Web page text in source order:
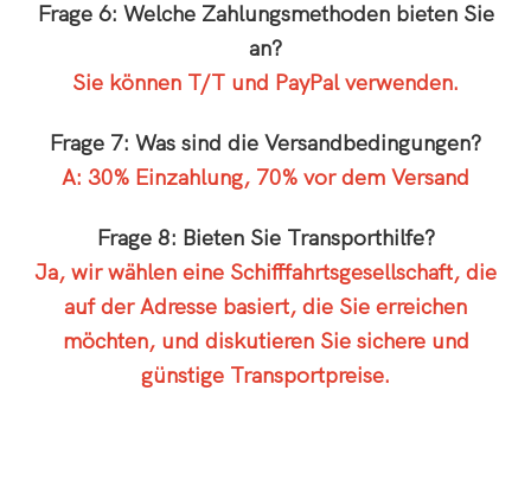
Frage 6: Welche Zahlungsmethoden bieten Sie
an?
Sie können T/T und PayPal verwenden.
Frage 7: Was sind die Versandbedingungen?
A: 30% Einzahlung, 70% vor dem Versand
Frage 8: Bieten Sie Transporthilfe?
Ja, wir wählen eine Schifffahrtsgesellschaft, die
auf der Adresse basiert, die Sie erreichen
möchten, und diskutieren Sie sichere und
günstige Transportpreise.